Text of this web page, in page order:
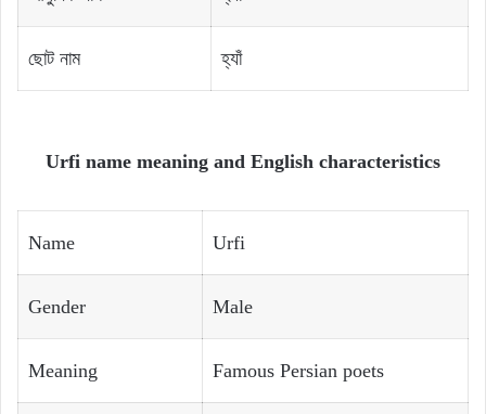
ছোট নাম হ্যাঁ
Urfi name meaning and English characteristics
Name Urfi
Gender Male
Meaning Famous Persian poets